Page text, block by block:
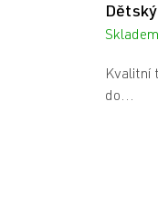
Skladem
Kvalitní
do...